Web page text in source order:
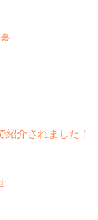
紹介されました！